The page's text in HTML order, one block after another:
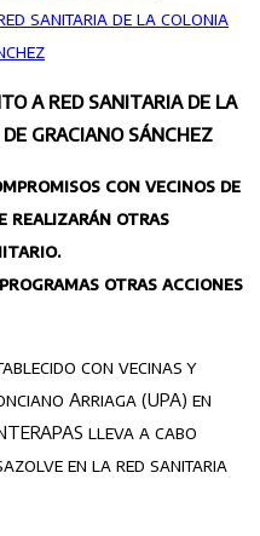
red sanitaria de la colonia
A RED SANITARIA DE LA
GRACIANO SÁNCHEZ
con vecinos de
realizarán otras
otras acciones
con vecinas y
Arriaga (UPA) en
lleva a cabo
en la red sanitaria